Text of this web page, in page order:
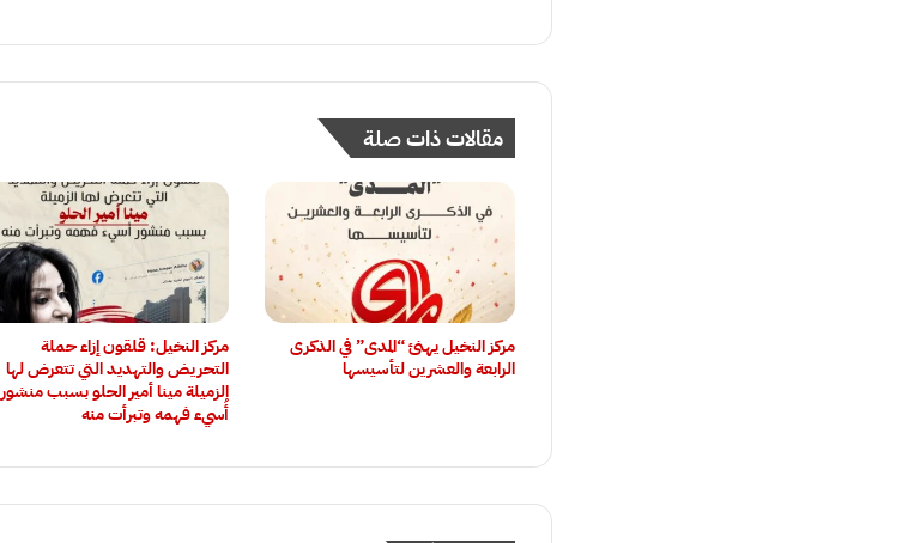
مقالات ذات صلة
مركز النخيل يهنئ “المدى” في الذكرى
الرابعة والعشرين لتأسيسها
مركز النخيل: قلقون إزاء حملة
التحريض والتهديد التي تتعرض لها
الزميلة مينا أمير الحلو بسبب منشور
أُسيء فهمه وتبرأت منه